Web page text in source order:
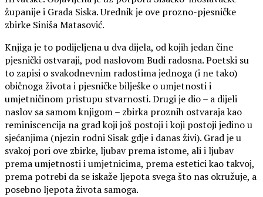
županije i Grada Siska. Urednik je ove prozno-pjesničke
zbirke Siniša Matasović.
Knjiga je to podijeljena u dva dijela, od kojih jedan čine
pjesnički ostvaraji, pod naslovom Budi radosna. Poetski su
to zapisi o svakodnevnim radostima jednoga (i ne tako)
običnoga života i pjesničke bilješke o umjetnosti i
umjetničinom pristupu stvarnosti. Drugi je dio – a dijeli
naslov sa samom knjigom – zbirka proznih ostvaraja kao
reminiscencija na grad koji još postoji i koji postoji jedino u
sjećanjima (njezin rodni Sisak gdje i danas živi). Grad je u
svakoj pori ove zbirke, ljubav prema istome, ali i ljubav
prema umjetnosti i umjetnicima, prema estetici kao takvoj,
prema potrebi da se iskaže ljepota svega što nas okružuje, a
posebno ljepota života samoga.